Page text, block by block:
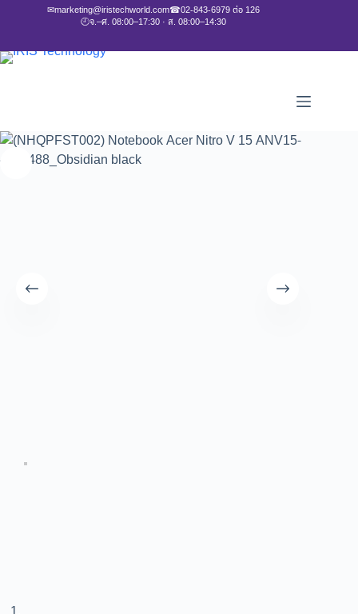
✉marketing@iristechworld.com☎02-843-6979 ต่อ 126
🕘จ.–ศ. 08:00–17:30 · ส. 08:00–14:30